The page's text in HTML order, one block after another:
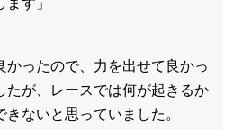
す」
かったので、力を出せて良かっ
たが、レースでは何が起きるか
ないと思っていました。